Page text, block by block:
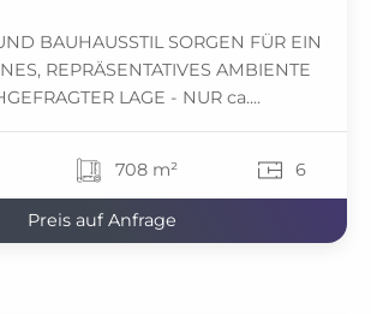
BAUHAUSSTIL SORGEN FÜR EIN
REPRÄSENTATIVES AMBIENTE
LAGE - NUR ca....
708 m² 6
Preis auf Anfrage